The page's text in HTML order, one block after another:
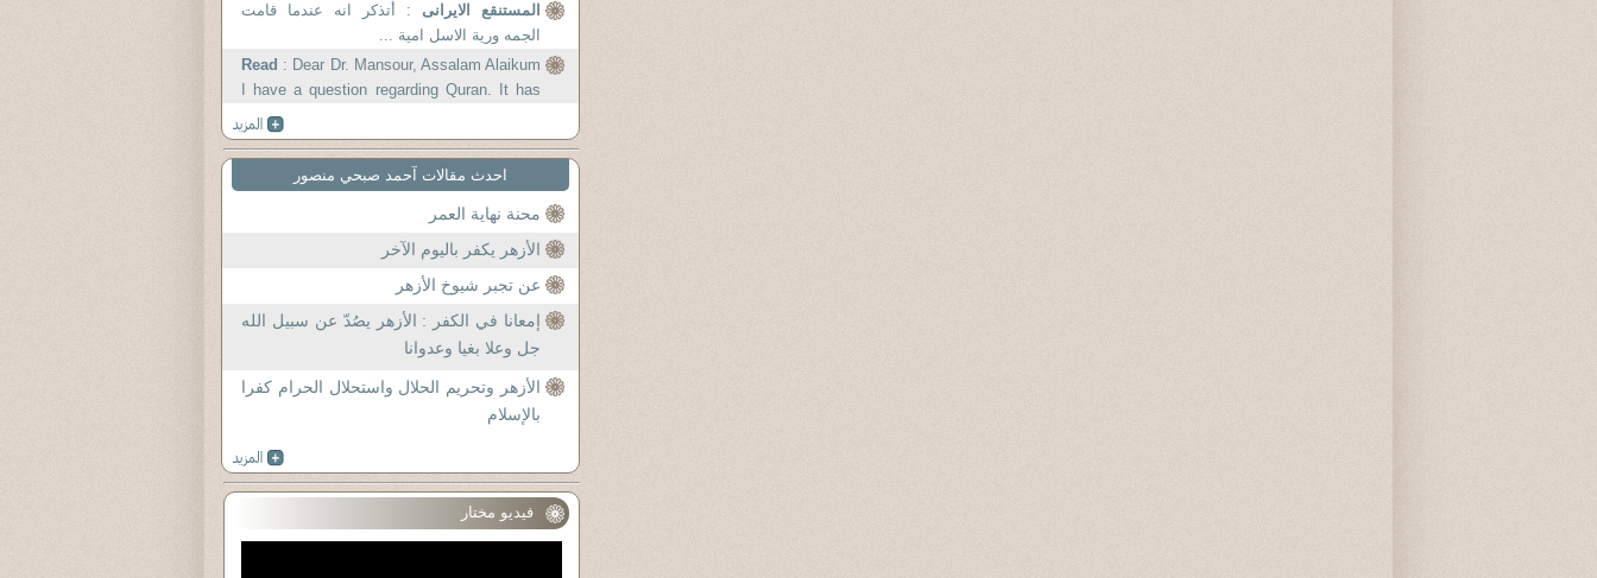
المستنقع الايرانى : أتذكر انه عندما قامت
الجمه ورية الاسل امية ...
Read : Dear Dr. Mansour, Assalam Alaikum
I have a question regarding Quran. It has
احدث مقالات آحمد صبحي منصور
محنة نهاية العمر
الأزهر يكفر باليوم الآخر
عن تجبر شيوخ الأزهر
إمعانا في الكفر : الأزهر يصُدّ عن سبيل الله
جل وعلا بغيا وعدوانا
الأزهر وتحريم الحلال واستحلال الحرام كفرا
بالإسلام
فيديو مختار